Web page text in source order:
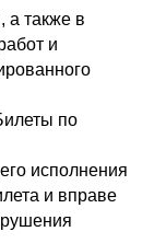
а также в
и
по
исполнения
и вправе